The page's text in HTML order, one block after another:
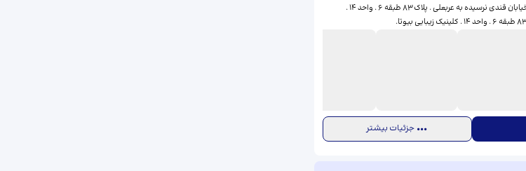
سهروردی شمالی . انتهای خیابان قندی نرسیده به عربعلی . پلاک ۸۳ طبقه ۶ . واحد ۱۴ .
جزئیات بیشتر